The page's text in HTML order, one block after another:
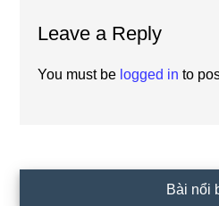
Interactions
Leave a Reply
You must be logged in to
Bài nổi